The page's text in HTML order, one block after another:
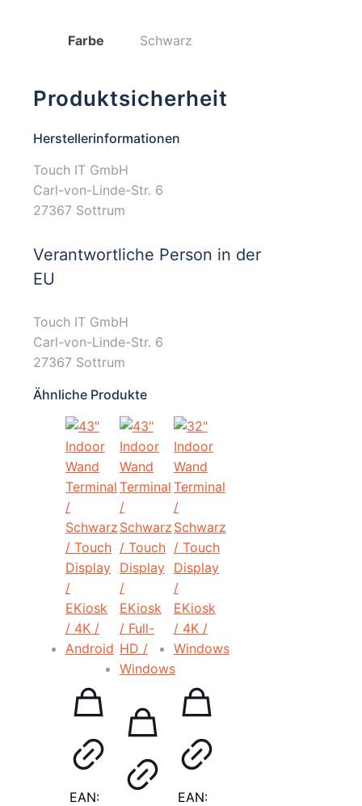
Farbe Schwarz
Produktsicherheit
Herstellerinformationen
Touch IT GmbH
Carl-von-Linde-Str. 6
27367 Sottrum
Verantwortliche Person in der
EU
Touch IT GmbH
Carl-von-Linde-Str. 6
27367 Sottrum
Ähnliche Produkte
EAN:
EAN: